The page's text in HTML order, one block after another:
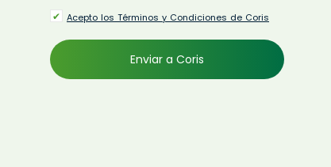
Acepto los Términos y Condiciones de Coris